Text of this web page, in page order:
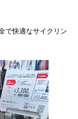
で快適なサイクリン